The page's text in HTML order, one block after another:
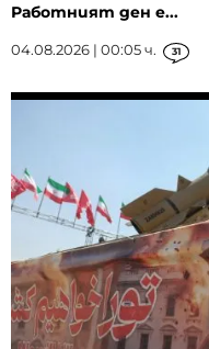
Работният ден е...
04.08.2026 | 00:05 ч. 31